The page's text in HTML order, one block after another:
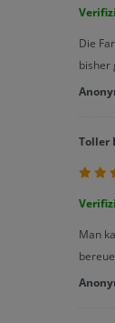
Die
bisher
Toller
Man